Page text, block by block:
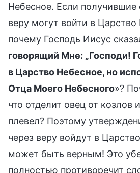
Небесное. Если получившие
веру могут войти в Царство
почему Господь Иисус
говорящий Мне: „Господи!
в Царство Небесное, но
Отца Моего Небесного»?
что отделит овец от козлов
плевел? Поэтому
через веру войдут в
может быть верным! Это
полностью противоречит